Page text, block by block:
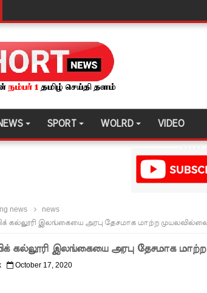
சுற்றி பலத்த பாதுகாப்பு!
காணாமற்போன வழக்கு கோட்டாபய ராஜபக்ச
முற்றுகையிட்ட பல்லன்சேன கைதிகள்!
மாணவர்களுக்கான முக்கிய அறிவிப்பு
பதற்றம் கட்டுப்பாட்டுக்குள் வந்தது!
மோதலில் இருவர் பலி!
SPORT WOLRD VIDEO
news
news
கல்லூரி இலங்கையை அரபு தேசமாக மாற்ற
கல்லூரி இலங்கையை அரபு தேசமாக
October 17, 2020